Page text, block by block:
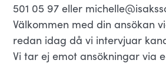
501 05 97 eller
Välkommen med din ansökan
redan idag då vi intervjuar
Vi tar ej emot ansökningar via